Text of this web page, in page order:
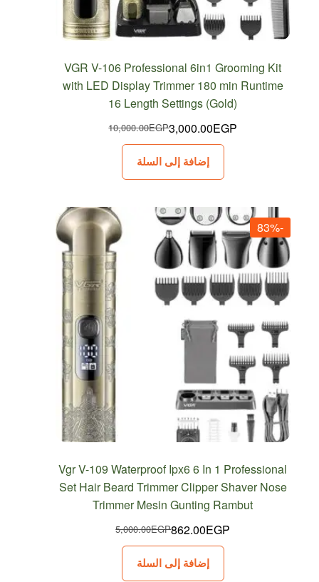
VGR V-106 Professional 6in1 Grooming Kit
with LED Display Trimmer 180 min Runtime
16 Length Settings (Gold)
10,000.00EGP
السعر
الأصلي
هو:
3,000.00EGP
السعر
الحالي
هو:
إضافة إلى السلة
-83%
Vgr V-109 Waterproof Ipx6 6 In 1 Professional
Set Hair Beard Trimmer Clipper Shaver Nose
Trimmer Mesin Gunting Rambut
5,000.00EGP
السعر
الأصلي
هو:
862.00EGP
السعر
الحالي
هو:
إضافة إلى السلة